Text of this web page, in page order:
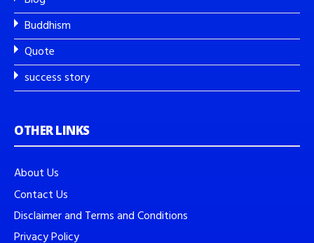
Buddhism
Quote
success story
OTHER LINKS
About Us
Contact Us
Disclaimer and Terms and Conditions
Privacy Policy